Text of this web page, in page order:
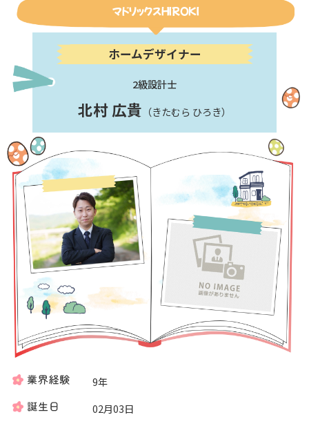
マドリックスＨＩＲＯＫＩ
ホームデザイナー
2級設計士
北村 広貴 （きたむら ひろき）
9年
02月03日